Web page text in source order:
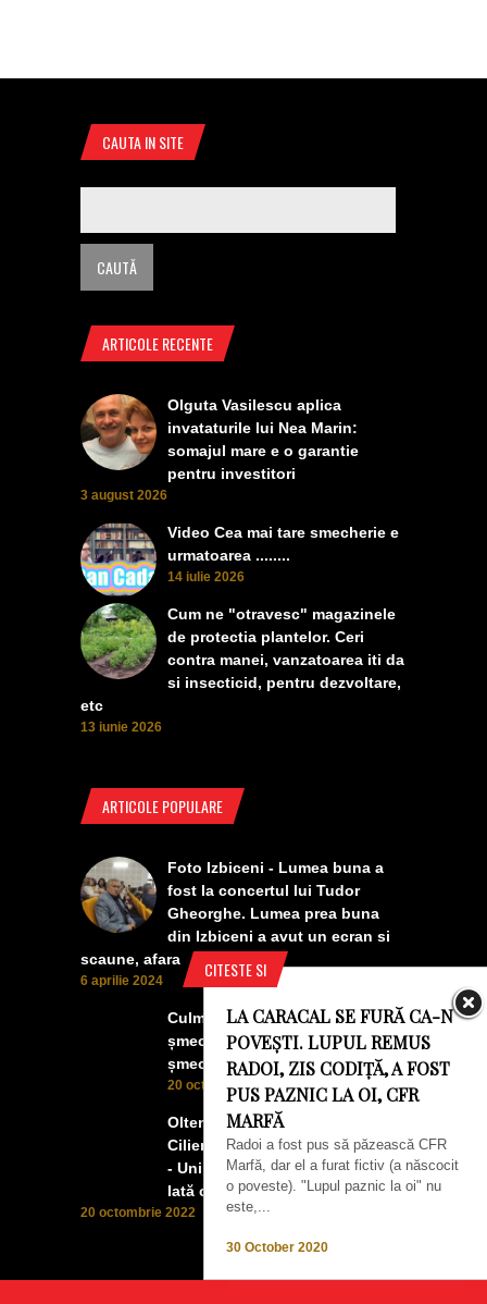
CITESTE SI
LA CARACAL SE FURĂ CA-N
POVEȘTI. LUPUL REMUS
RADOI, ZIS CODIȚĂ, A FOST
PUS PAZNIC LA OI, CFR
MARFĂ
Radoi a fost pus să păzească CFR
Marfă, dar el a furat fictiv (a născocit
o poveste). "Lupul paznic la oi" nu
este,...
30 October 2020
CAUTA IN SITE
ARTICOLE RECENTE
Olguta Vasilescu aplica
invataturile lui Nea Marin:
somajul mare e o garantie
pentru investitori
3 august 2026
Video Cea mai tare smecherie e
urmatoarea ........
14 iulie 2026
Cum ne "otravesc" magazinele
de protectia plantelor. Ceri
contra manei, vanzatoarea iti da
si insecticid, pentru dezvoltare,
etc
13 iunie 2026
ARTICOLE POPULARE
Foto Izbiceni - Lumea buna a
fost la concertul lui Tudor
Gheorghe. Lumea prea buna
din Izbiceni a avut un ecran si
scaune, afara
6 aprilie 2024
Culmea smecheriei! O mașină
șmecheră l-a trădat pe cel mai
șmecher oltean
20 octombrie 2022
Oltenii, Dăbulenii, Izbicenii,
Cilienii s-au înfrățit cu Puchenii
- Unii cu munca, alții cu profitul.
Iată ce a ieșit!
20 octombrie 2022